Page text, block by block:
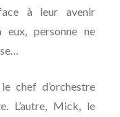
à leur avenir
eux, personne ne
chef d’orchestre
L’autre, Mick, le